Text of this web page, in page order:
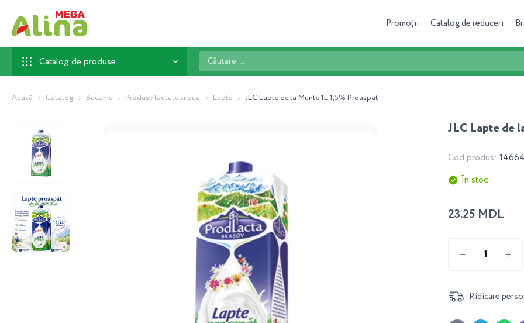
Promoții Catalog de reduceri
Catalog de produse
Căutare
...
Acasă Catalog Bacanie Produse lactate si oua Lapte JLC Lapte de la Munte 1L 1,5% Proaspat
JLC Lapte de
Cod produs:
În stoc
23.25 MDL
Ridicare